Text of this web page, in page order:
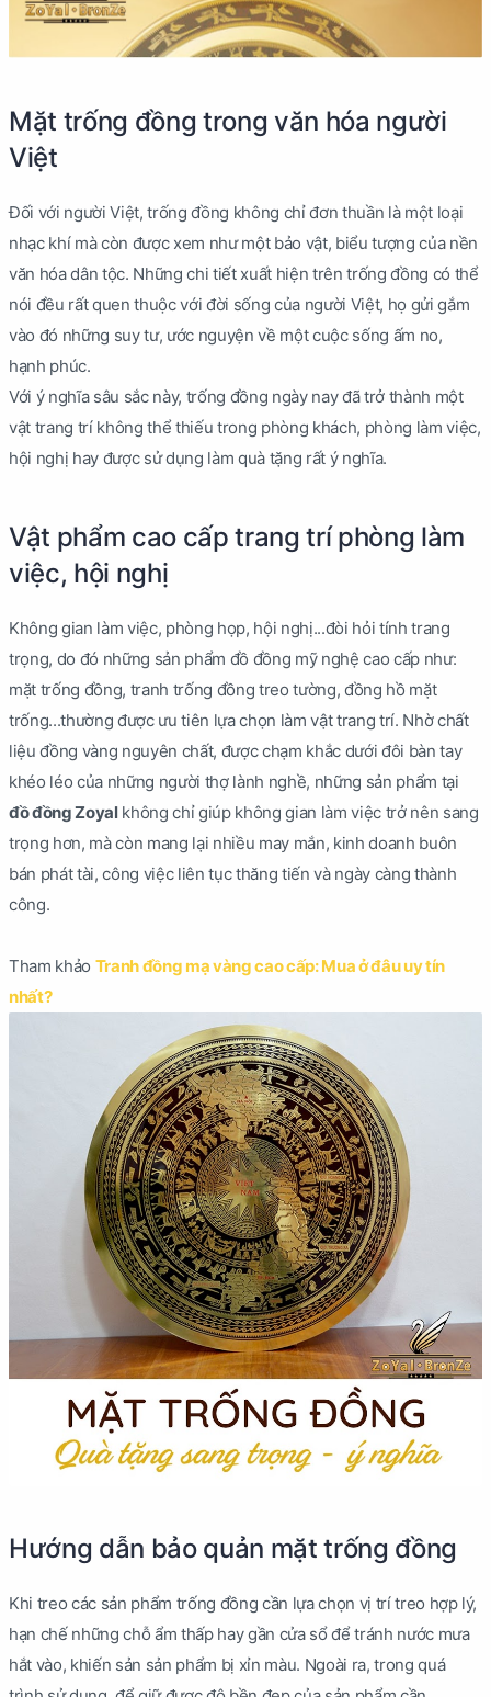
Mặt trống đồng trong văn hóa người
Việt
Đối với người Việt, trống đồng không chỉ đơn thuần là một loại
nhạc khí mà còn được xem như một bảo vật, biểu tượng của nền
văn hóa dân tộc. Những chi tiết xuất hiện trên trống đồng có thể
nói đều rất quen thuộc với đời sống của người Việt, họ gửi gắm
vào đó những suy tư, ước nguyện về một cuộc sống ấm no,
hạnh phúc.
Với ý nghĩa sâu sắc này, trống đồng ngày nay đã trở thành một
vật trang trí không thể thiếu trong phòng khách, phòng làm việc,
hội nghị hay được sử dụng làm quà tặng rất ý nghĩa.
Vật phẩm cao cấp trang trí phòng làm
việc, hội nghị
Không gian làm việc, phòng họp, hội nghị...đòi hỏi tính trang
trọng, do đó những sản phẩm đồ đồng mỹ nghệ cao cấp như:
mặt trống đồng, tranh trống đồng treo tường, đồng hồ mặt
trống...thường được ưu tiên lựa chọn làm vật trang trí. Nhờ chất
liệu đồng vàng nguyên chất, được chạm khắc dưới đôi bàn tay
khéo léo của những người thợ lành nghề, những sản phẩm tại
đồ đồng Zoyalkhông chỉ giúp không gian làm việc trở nên sang
trọng hơn, mà còn mang lại nhiều may mắn, kinh doanh buôn
bán phát tài, công việc liên tục thăng tiến và ngày càng thành
công.
Tham khảo Tranh đồng mạ vàng cao cấp: Mua ở đâu uy tín
nhất?
Hướng dẫn bảo quản mặt trống đồng
Khi treo các sản phẩm trống đồng cần lựa chọn vị trí treo hợp lý,
hạn chế những chỗ ẩm thấp hay gần cửa sổ để tránh nước mưa
hắt vào, khiến sản sản phẩm bị xỉn màu. Ngoài ra, trong quá